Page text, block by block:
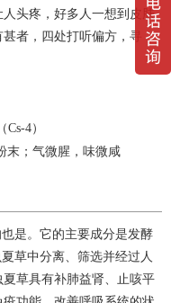
头疼，好多人一想到皮肤
者，四处打听偏方，寻
4）
末；气微腥，味微咸
是。它的主要成分是发酵
草中分离、筛选并经过人
草具有补肺益肾、止咳平